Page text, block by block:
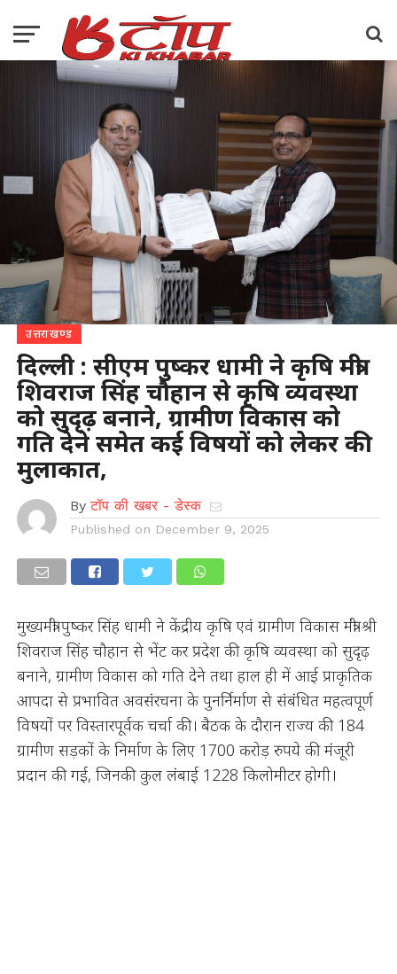
उत्तराखण्ड
दिल्ली : सीएम पुष्कर धामी ने कृषि मंत्री
शिवराज सिंह चौहान से कृषि व्यवस्था
को सुदृढ़ बनाने, ग्रामीण विकास को
गति देने समेत कई विषयों को लेकर की
मुलाकात,
By टॉप की खबर - डेस्क
Published on December 9, 2025
मुख्यमंत्री पुष्कर सिंह धामी ने केंद्रीय कृषि एवं ग्रामीण विकास मंत्री श्री
शिवराज सिंह चौहान से भेंट कर प्रदेश की कृषि व्यवस्था को सुदृढ़
बनाने, ग्रामीण विकास को गति देने तथा हाल ही में आई प्राकृतिक
आपदा से प्रभावित अवसंरचना के पुनर्निर्माण से संबंधित महत्वपूर्ण
विषयों पर विस्तारपूर्वक चर्चा की। बैठक के दौरान राज्य की 184
ग्रामीण सड़कों के निर्माण के लिए 1700 करोड़ रुपये की मंजूरी
प्रदान की गई, जिनकी कुल लंबाई 1228 किलोमीटर होगी।